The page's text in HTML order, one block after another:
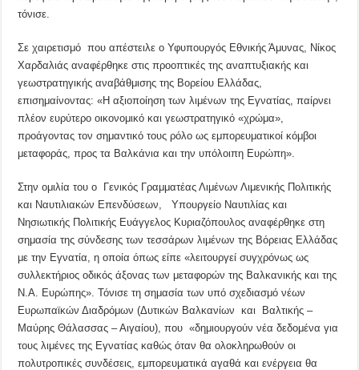
τόνισε.
Σε χαιρετισμό που απέστειλε ο Υφυπουργός Εθνικής Άμυνας, Νίκος
Χαρδαλιάς αναφέρθηκε στις προοπτικές της αναπτυξιακής και
γεωστρατηγικής αναβάθμισης της Βορείου Ελλάδας,
επισημαίνοντας: «Η αξιοποίηση των λιμένων της Εγνατίας, παίρνει
πλέον ευρύτερο οικονομικό και γεωστρατηγικό «χρώμα»,
προάγοντας τον σημαντικό τους ρόλο ως εμπορευματικοί κόμβοι
μεταφοράς, προς τα Βαλκάνια και την υπόλοιπη Ευρώπη».
Στην ομιλία του ο Γενικός Γραμματέας Λιμένων Λιμενικής Πολιτικής
και Ναυτιλιακών Επενδύσεων, Υπουργείο Ναυτιλίας και
Νησιωτικής Πολιτικής Ευάγγελος Κυριαζόπουλος αναφέρθηκε στη
σημασία της σύνδεσης των τεσσάρων λιμένων της Βόρειας Ελλάδας
με την Εγνατία, η οποία όπως είπε «λειτουργεί συγχρόνως ως
συλλεκτήριος οδικός άξονας των μεταφορών της Βαλκανικής και της
Ν.Α. Ευρώπης». Τόνισε τη σημασία των υπό σχεδιασμό νέων
Ευρωπαϊκών Διαδρόμων (Δυτικών Βαλκανίων και Βαλτικής –
Μαύρης Θάλασσας – Αιγαίου), που «δημιουργούν νέα δεδομένα για
τους λιμένες της Εγνατίας καθώς όταν θα ολοκληρωθούν οι
πολυτροπικές συνδέσεις, εμπορευματικά αγαθά και ενέργεια θα